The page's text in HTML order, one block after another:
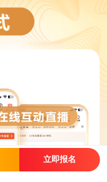
立即报名